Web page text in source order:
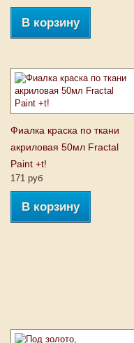
В корзину
Фиалка краска по ткани
акриловая 50мл Fractal
Paint +t!
171 руб
В корзину